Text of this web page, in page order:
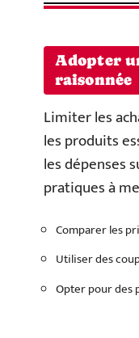
Adopter
raisonnée
Limiter les
les produits
les dépenses
pratiques à
Comparer les
Utiliser des
Opter pour des